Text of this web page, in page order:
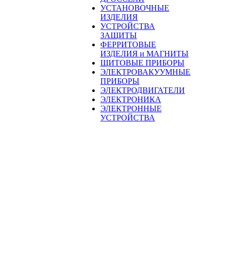
УСТАНОВОЧНЫЕ
ИЗДЕЛИЯ
УСТРОЙСТВА
ЗАЩИТЫ
ФЕРРИТОВЫЕ
ИЗДЕЛИЯ и МАГНИТЫ
ЩИТОВЫЕ ПРИБОРЫ
ЭЛЕКТРОВАКУУМНЫЕ
ПРИБОРЫ
ЭЛЕКТРОДВИГАТЕЛИ
ЭЛЕКТРОНИКА
ЭЛЕКТРОННЫЕ
УСТРОЙСТВА